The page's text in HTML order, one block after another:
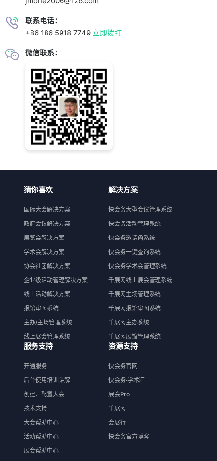
联系电话：
+86 186 5918 7749 立即拨打
微信联系：
猜你喜欢
国际大会解决方案
政府会议解决方案
展览会解决方案
学术会解决方案
协会社团解决方案
企业级活动管理解决方案
线上活动解决方案
报馆审图系统
主办/主场管理系统
线上展会管理系统
解决方案
快会务大型会议管理系统
快会务活动管理系统
快会务邀请函系统
快会务一键查询系统
快会务学术会管理系统
千展网线上展会管理系统
千展网主场管理系统
千展网报馆审图系统
千展网主办系统
千展网展馆管理系统
服务支持
开通服务
后台使用培训讲解
创建、配置大会
技术支持
大会帮助中心
活动帮助中心
展会帮助中心
资源支持
快会务官网
快会务·学术汇
展会Pro
千展网
会展行
快会务官方博客